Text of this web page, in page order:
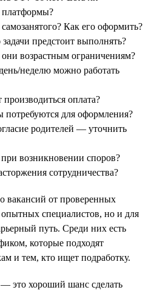
платформы?
Как его оформить?
предстоит выполнять?
возрастным ограничениям?
неделю можно работать
производиться оплата?
потребуются для оформления?
родителей — уточнить
при возникновении споров?
сотрудничества?
вакансий от проверенных
специалистов, но и для
путь. Среди них есть
которые подходят
и тем, кто ищет подработку.
это хороший шанс сделать